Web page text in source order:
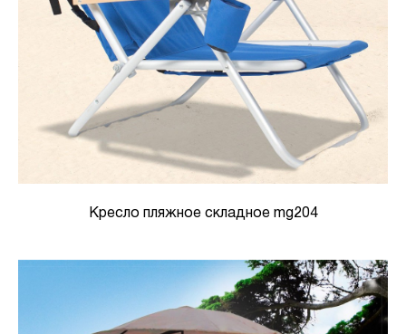
Кресло пляжное складное mg204